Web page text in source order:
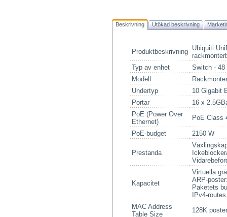
Beskrivning Utökad beskrivning
Produktbeskrivning Ubiquiti
Typ av enhet
Switch - 48
Modell
Undertyp
10 Gigabit
Portar
16 x
PoE (Power Over
Ethernet)
PoE Class
PoE-budget 2150 W
Prestanda
Kapacitet
Virtuella
ARP-
Paketets
IPv4-
MAC Address
Table Size
128K poster